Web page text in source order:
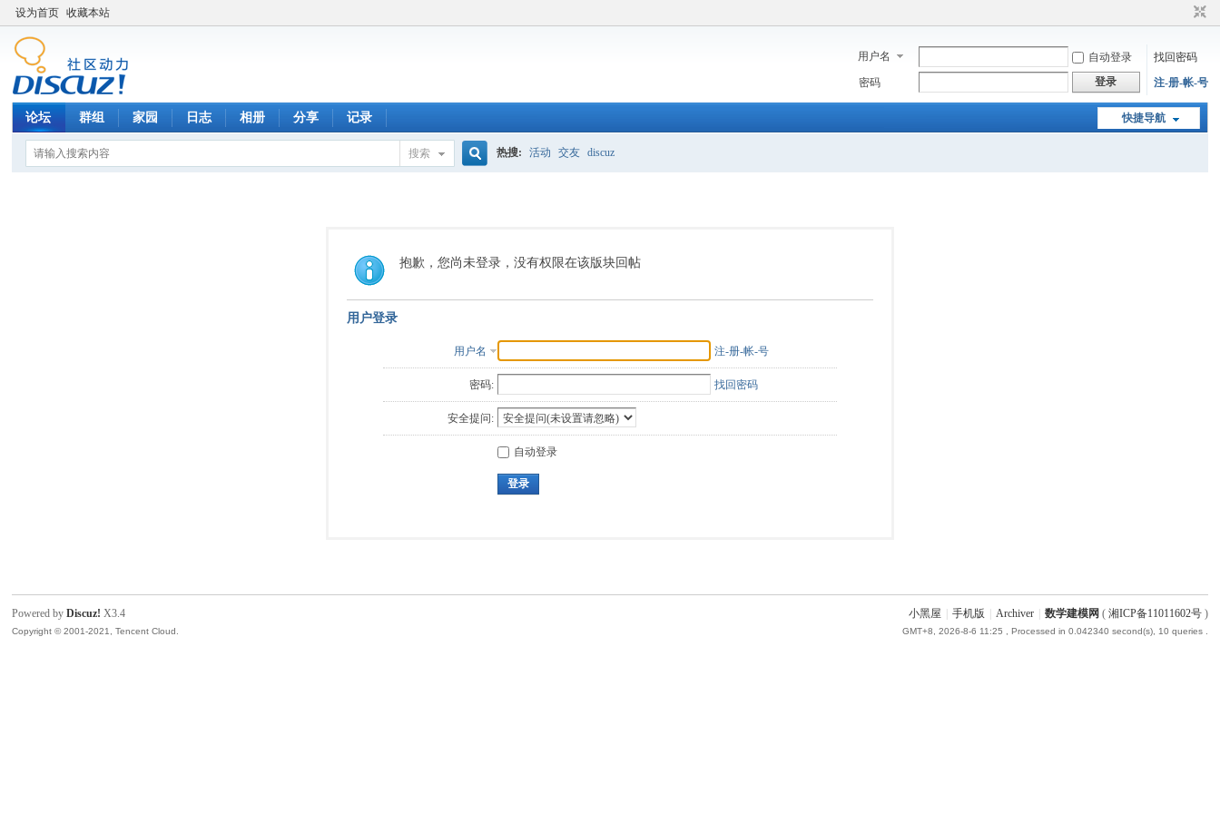
设为首页 收藏本站
用户名 自动登录
找回密码
密码
登录 注-册-帐-号
快捷导航
论坛 群组 家园 日志 相册 分享 记录
搜索
索
热搜: 活动 交友 discuz
抱歉，您尚未登录，没有权限在该版块回帖
用户登录
用户名 注-册-帐-号
密码: 找回密码
安全提问:
自动登录
登录
小黑屋 手机版 Archiver 数学建模网 ( 湘ICP备11011602号)
GMT+8, 2026-8-6 11:25 , Processed in 0.042340 second(s), 10 queries .
Powered byDiscuz! X3.4
Copyright © 2001-2021, Tencent Cloud.